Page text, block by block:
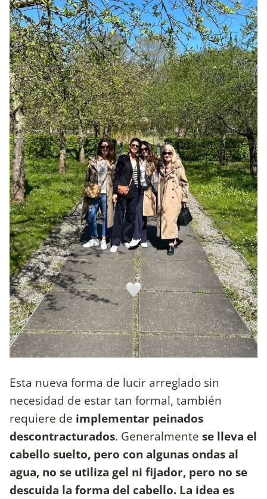
Esta nueva forma de lucir arreglado sin
necesidad de estar tan formal, también
requiere de implementar peinados
descontracturados. Generalmente se lleva el
cabello suelto, pero con algunas ondas al
agua, no se utiliza gel ni fijador, pero no se
descuida la forma del cabello. La idea es